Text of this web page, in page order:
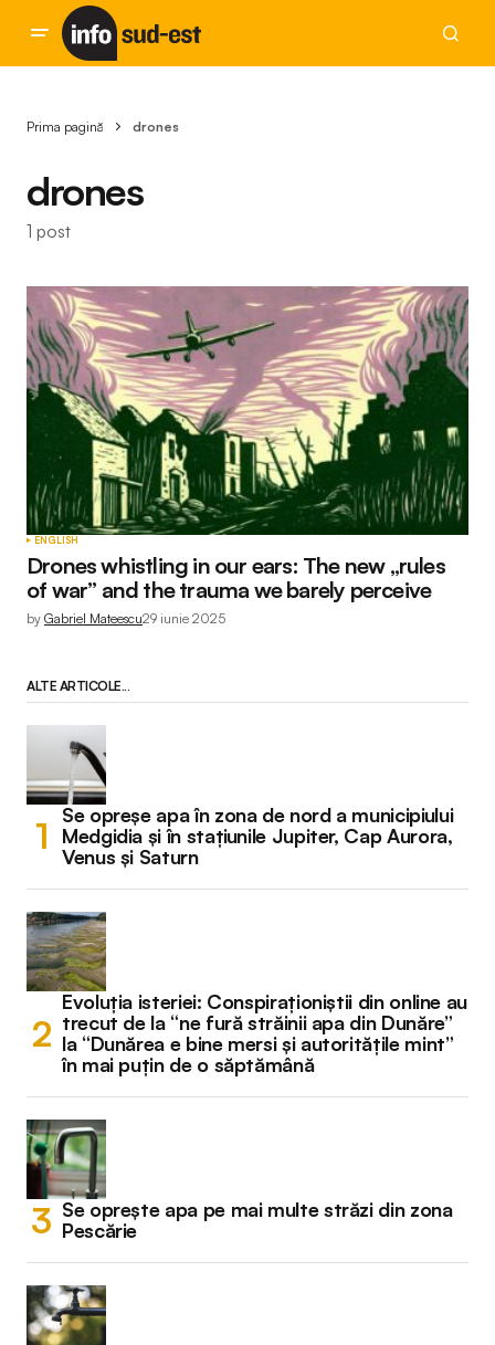
Prima pagină drones
drones
1 post
ENGLISH
Drones whistling in our ears: The new „rules
of war” and the trauma we barely perceive
by Gabriel Mateescu29 iunie 2025
ALTE ARTICOLE...
Se opreșe apa în zona de nord a municipiului
Medgidia și în stațiunile Jupiter, Cap Aurora,
Venus și Saturn
Evoluția isteriei: Conspiraționiștii din online au
trecut de la “ne fură străinii apa din Dunăre”
la “Dunărea e bine mersi și autoritățile mint”
în mai puțin de o săptămână
Se oprește apa pe mai multe străzi din zona
Pescărie